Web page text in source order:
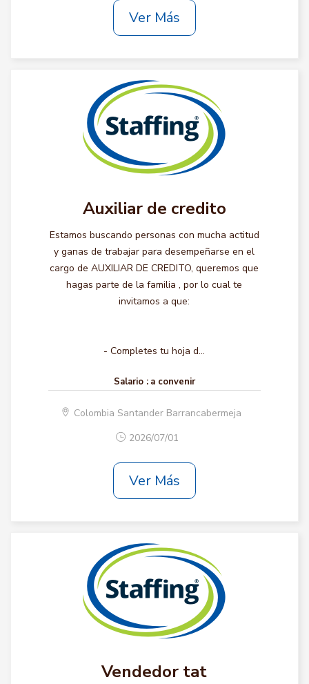
Ver Más
Auxiliar de credito
Estamos buscando personas con mucha actitud
y ganas de trabajar para desempeñarse en el
cargo de AUXILIAR DE CREDITO, queremos que
hagas parte de la familia , por lo cual te
invitamos a que:
- Completes tu hoja d...
Salario : a convenir
Colombia Santander Barrancabermeja
2026/07/01
Ver Más
Vendedor tat